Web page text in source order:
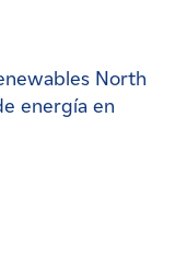
North
energía en